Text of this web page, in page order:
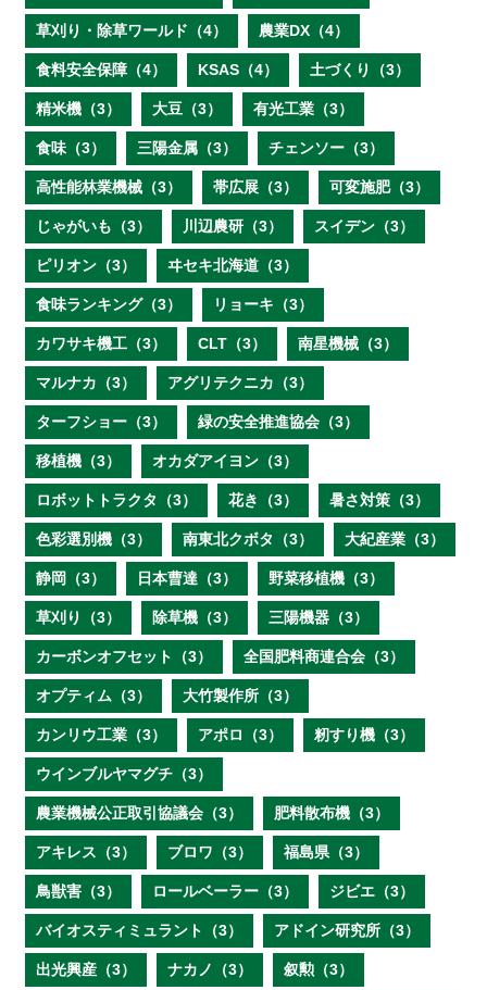
草刈り・除草ワールド（4） 農業DX（4）
食料安全保障（4） KSAS（4） 土づくり（3）
精米機（3） 大豆（3） 有光工業（3）
食味（3） 三陽金属（3） チェンソー（3）
高性能林業機械（3） 帯広展（3） 可変施肥（3）
じゃがいも（3） 川辺農研（3） スイデン（3）
ピリオン（3） ヰセキ北海道（3）
食味ランキング（3） リョーキ（3）
カワサキ機工（3） CLT（3） 南星機械（3）
マルナカ（3） アグリテクニカ（3）
ターフショー（3） 緑の安全推進協会（3）
移植機（3） オカダアイヨン（3）
ロボットトラクタ（3） 花き（3） 暑さ対策（3）
色彩選別機（3） 南東北クボタ（3） 大紀産業（3）
静岡（3） 日本曹達（3） 野菜移植機（3）
草刈り（3） 除草機（3） 三陽機器（3）
カーボンオフセット（3） 全国肥料商連合会（3）
オプティム（3） 大竹製作所（3）
カンリウ工業（3） アポロ（3） 籾すり機（3）
ウインブルヤマグチ（3）
農業機械公正取引協議会（3） 肥料散布機（3）
アキレス（3） ブロワ（3） 福島県（3）
鳥獣害（3） ロールベーラー（3） ジビエ（3）
バイオスティミュラント（3） アドイン研究所（3）
出光興産（3） ナカノ（3） 叙勲（3）